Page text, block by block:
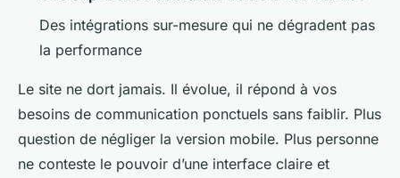
Des intégrations sur-mesure qui ne dégradent pas
la performance
Le site ne dort jamais. Il évolue, il répond à vos
besoins de communication ponctuels sans faiblir. Plus
question de négliger la version mobile. Plus personne
ne conteste le pouvoir d’une interface claire et